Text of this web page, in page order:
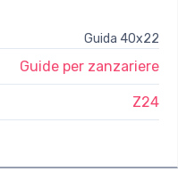
Guida 40x22
Guide per zanzariere
Z24